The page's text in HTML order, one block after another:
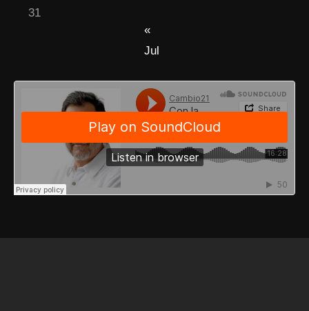
31
«
Jul